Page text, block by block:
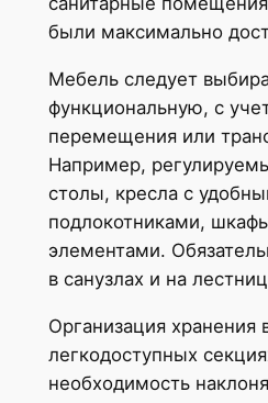
были максимально
Мебель следует
функциональную, с
перемещения или
Например,
столы, кресла с
подлокотниками,
элементами.
в санузлах и на
Организация хранения
легкодоступных
необходимость